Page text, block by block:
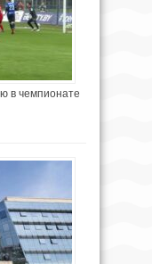
в чемпионате